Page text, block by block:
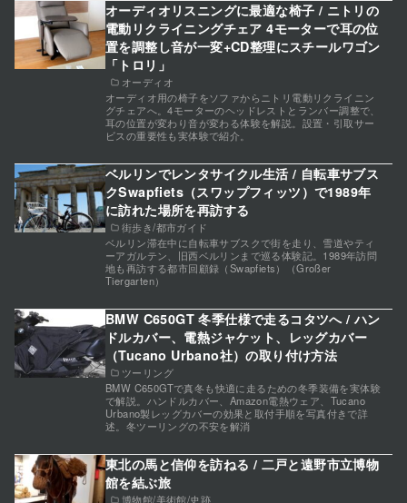
オーディオ
オーディオリスニングに最適な椅子 / ニトリの
電動リクライニングチェア 4モーターで耳の位
置を調整し音が一変+CD整理にスチールワゴン
「トロリ」
オーディオ用の椅子をソファからニトリ電動リクライニン
グチェアへ。4モーターのヘッドレストとランバー調整で、
耳の位置が変わり音が変わる体験を解説。設置・引取サー
ビスの重要性も実体験で紹介。
街歩き/都市ガイド
ベルリンでレンタサイクル生活 / 自転車サブス
クSwapfiets（スワップフィッツ）で1989年
に訪れた場所を再訪する
ベルリン滞在中に自転車サブスクで街を走り、雪道やティ
ーアガルテン、旧西ベルリンまで巡る体験記。1989年訪問
地も再訪する都市回顧録（Swapfiets）（Großer
Tiergarten）
ツーリング
BMW C650GT 冬季仕様で走るコタツへ / ハン
ドルカバー、電熱ジャケット、レッグカバー
（Tucano Urbano社）の取り付け方法
BMW C650GTで真冬も快適に走るための冬季装備を実体験
で解説。ハンドルカバー、Amazon電熱ウェア、Tucano
Urbano製レッグカバーの効果と取付手順を写真付きで詳
述。冬ツーリングの不安を解消
博物館/美術館/史跡
東北の馬と信仰を訪ねる / 二戸と遠野市立博物
館を結ぶ旅